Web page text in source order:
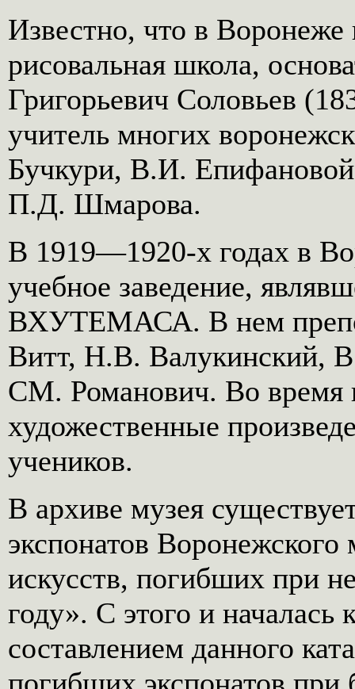
Известно, что в
рисовальная школа,
Григорьевич Соловьев
учитель многих
Бучкури, В.И.
П.Д. Шмарова.
В 1919—1920-х годах в
учебное заведение,
ВХУТЕМАСА. В нем
Витт, Н.В. Валукинский,
СМ. Романович. Во время
художественные
учеников.
В архиве музея
экспонатов Воронежского
искусств, погибших при
году». С этого и началась
составлением данного